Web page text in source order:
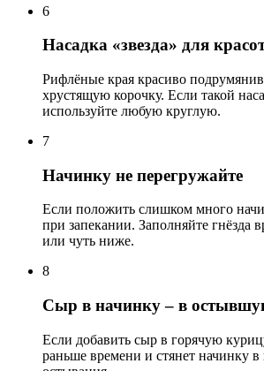
6
Насадка «звезда» для
Рифлёные края красиво
хрустящую корочку. Если такой
используйте любую круглую.
7
Начинку не перегружайте
Если положить слишком много
при запекании. Заполняйте гнёзда
или чуть ниже.
8
Сыр в начинку – в
Если добавить сыр в горячую
раньше времени и стянет начинку